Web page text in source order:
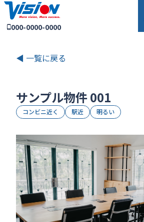
000-0000-0000
◀ 一覧に戻る
サンプル物件 001
コンビニ近く 駅近 明るい